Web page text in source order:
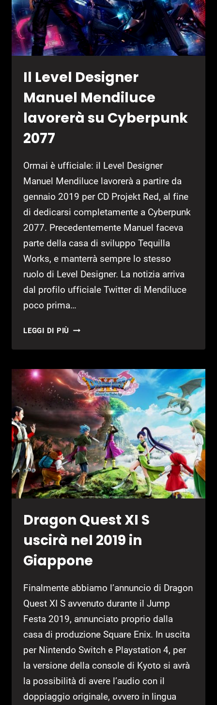
Il Level Designer
Manuel Mendiluce
lavorerà su Cyberpunk
2077
Ormai è ufficiale: il Level Designer
Manuel Mendiluce lavorerà a partire da
gennaio 2019 per CD Projekt Red, al fine
di dedicarsi completamente a Cyberpunk
2077. Precedentemente Manuel faceva
parte della casa di sviluppo Tequilla
Works, e manterrà sempre lo stesso
ruolo di Level Designer. La notizia arriva
dal profilo ufficiale Twitter di Mendiluce
poco prima…
LEGGI DI PIÙ IL
MENDILUCE
LAVORERÀ
SU
CYBERPUNK
2077
Dragon Quest XI S
uscirà nel 2019 in
Giappone
Finalmente abbiamo l’annuncio di Dragon
Quest XI S avvenuto durante il Jump
Festa 2019, annunciato proprio dalla
casa di produzione Square Enix. In uscita
per Nintendo Switch e Playstation 4, per
la versione della console di Kyoto si avrà
la possibilità di avere l’audio con il
doppiaggio originale, ovvero in lingua